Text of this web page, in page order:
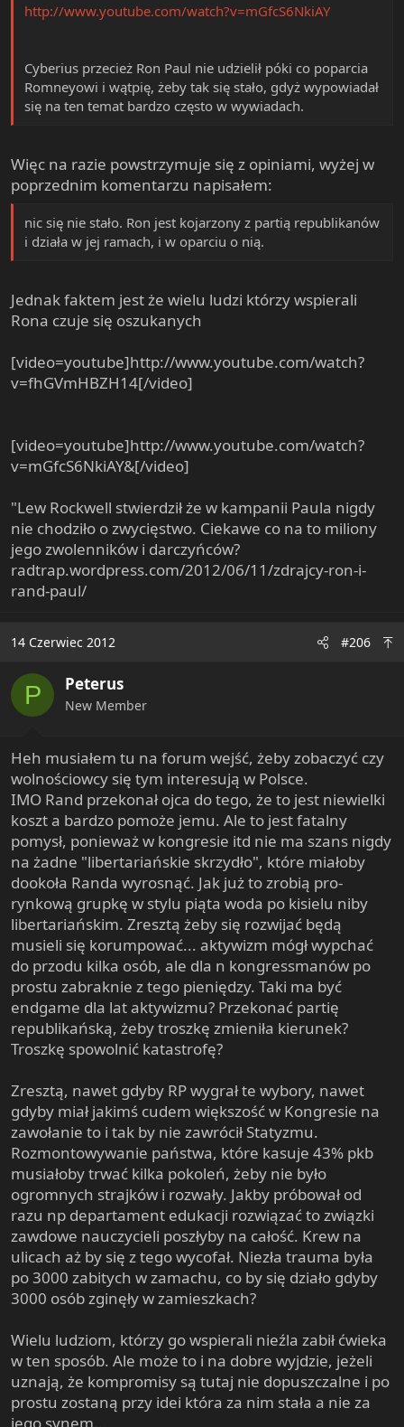
http://www.youtube.com/watch?v=mGfcS6NkiAY
Cyberius przecież Ron Paul nie udzielił póki co poparcia
Romneyowi i wątpię, żeby tak się stało, gdyż wypowiadał
się na ten temat bardzo często w wywiadach.
Więc na razie powstrzymuje się z opiniami, wyżej w
poprzednim komentarzu napisałem:
nic się nie stało. Ron jest kojarzony z partią republikanów
i działa w jej ramach, i w oparciu o nią.
Jednak faktem jest że wielu ludzi którzy wspierali
Rona czuje się oszukanych
[video=youtube]http://www.youtube.com/watch?
v=fhGVmHBZH14[/video]
[video=youtube]http://www.youtube.com/watch?
v=mGfcS6NkiAY&[/video]
"Lew Rockwell stwierdził że w kampanii Paula nigdy
nie chodziło o zwycięstwo. Ciekawe co na to miliony
jego zwolenników i darczyńców?
radtrap.wordpress.com/2012/06/11/zdrajcy-ron-i-
rand-paul/
14 Czerwiec 2012 #206
P Peterus
New Member
Heh musiałem tu na forum wejść, żeby zobaczyć czy
wolnościowcy się tym interesują w Polsce.
IMO Rand przekonał ojca do tego, że to jest niewielki
koszt a bardzo pomoże jemu. Ale to jest fatalny
pomysł, ponieważ w kongresie itd nie ma szans nigdy
na żadne "libertariańskie skrzydło", które miałoby
dookoła Randa wyrosnąć. Jak już to zrobią pro-
rynkową grupkę w stylu piąta woda po kisielu niby
libertariańskim. Zresztą żeby się rozwijać będą
musieli się korumpować... aktywizm mógł wypchać
do przodu kilka osób, ale dla n kongressmanów po
prostu zabraknie z tego pieniędzy. Taki ma być
endgame dla lat aktywizmu? Przekonać partię
republikańską, żeby troszkę zmieniła kierunek?
Troszkę spowolnić katastrofę?
Zresztą, nawet gdyby RP wygrał te wybory, nawet
gdyby miał jakimś cudem większość w Kongresie na
zawołanie to i tak by nie zawrócił Statyzmu.
Rozmontowywanie państwa, które kasuje 43% pkb
musiałoby trwać kilka pokoleń, żeby nie było
ogromnych strajków i rozwały. Jakby próbował od
razu np departament edukacji rozwiązać to związki
zawdowe nauczycieli poszłyby na całość. Krew na
ulicach aż by się z tego wycofał. Niezła trauma była
po 3000 zabitych w zamachu, co by się działo gdyby
3000 osób zginęły w zamieszkach?
Wielu ludziom, którzy go wspierali nieźla zabił ćwieka
w ten sposób. Ale może to i na dobre wyjdzie, jeżeli
uznają, że kompromisy są tutaj nie dopuszczalne i po
prostu zostaną przy idei która za nim stała a nie za
jego synem...